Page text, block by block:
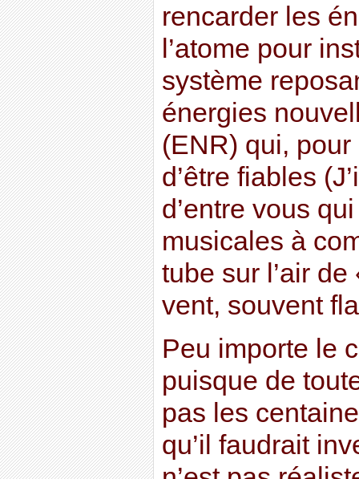
rencarder les
l’atome pour
système
énergies
(ENR) qui, pour
d’être fiables
d’entre vous
musicales à
tube sur l’air
vent, souvent
Peu importe le
puisque de
pas les
qu’il faudrait